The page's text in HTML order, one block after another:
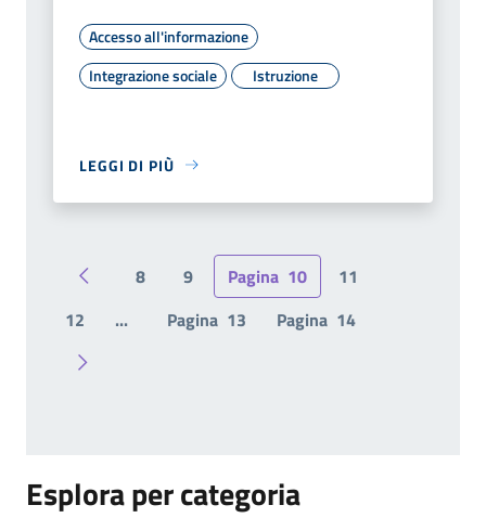
Accesso all'informazione
Integrazione sociale
Istruzione
LEGGI DI PIÙ
Pagina precedente
8 9 Pagina 10
11
12
... Pagina 13 Pagina 14
Pagina successiva
Esplora per categoria